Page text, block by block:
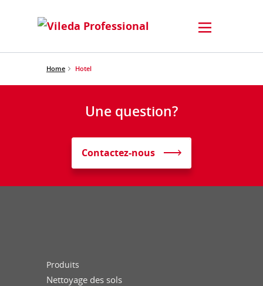
Home Hotel
Une question?
Contactez-nous
Produits
Nettoyage des sols